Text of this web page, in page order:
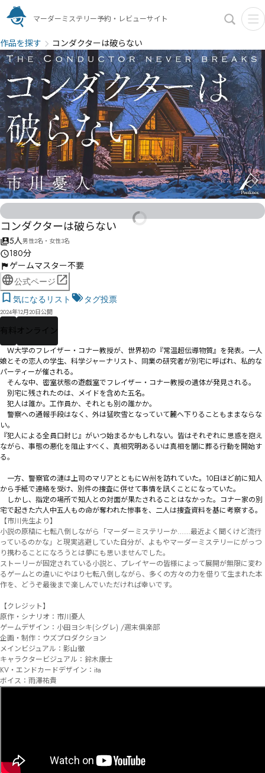
マーダーミステリー予約・レビューサイト
作品を探す コンダクターは破らない
コンダクターは破らない
5人男性2名・女性3名
180分
ゲームマスター不要
公式ページ
気になるリスト
タグ投票
2024年12月20日公開
有料 オンライン
Ｗ大学のフレイザー・コナー教授が、世界初の『常温超伝導物質』を発表。一人
娘とその恋人の学生、科学ジャーナリスト、同業の研究者が別宅に呼ばれ、私的な
パーティーが催される。
そんな中、密室状態の遊戯室でフレイザー・コナー教授の遺体が発見される。
別宅に残されたのは、メイドを含めた五名。
犯人は誰か。工作員か、それとも別の誰かか。
警察への通報手段はなく、外は猛吹雪となっていて麓へ下りることもままならな
い。
『犯人による全員口封じ』がいつ始まるかもしれない。皆はそれぞれに思惑を抱え
ながら、事態の悪化を阻止すべく、真相究明――あるいは真相を闇に葬る行動――を開始す
る。
一方、警察官の漣は上司のマリアとともにＷ州を訪れていた。10日ほど前に知人
から手紙で連絡を受け、別件の捜査に併せて事情を訊くことになっていた。
しかし、指定の場所で知人との対面が果たされることはなかった。コナー家の別
宅で起きた六人中五人もの命が奪われた惨事を、二人は捜査資料を基に考察する。
【市川先生より】
小説の原稿に七転八倒しながら「マーダーミステリーか……最近よく聞くけど流行
っているのかな」と現実逃避していた自分が、よもやマーダーミステリーにがっつ
り携わることになろうとは夢にも思いませんでした。
ストーリーが固定されている小説と、プレイヤーの皆様によって展開が無限に変わ
るゲームとの違いにやはり七転八倒しながら、多くの方々の力を借りて生まれた本
作を、どうぞ最後まで楽しんでいただければ幸いです。
【クレジット】
原作・シナリオ：市川憂人
ゲームデザイン：小田ヨシキ(シグレ) /週末俱楽部
企画・制作：ウズプロダクション
メインビジュアル：影山徹
キャラクタービジュアル：鈴木康士
KV・エンドカードデザイン：ita
ボイス：雨澤祐貴